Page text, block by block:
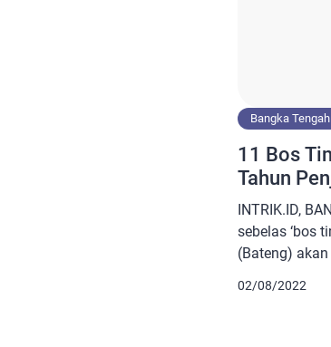
Bangka Tengah
11 Bos
Tahun
INTRIK.ID,
sebelas ‘bos
(Bateng)
02/08/2022